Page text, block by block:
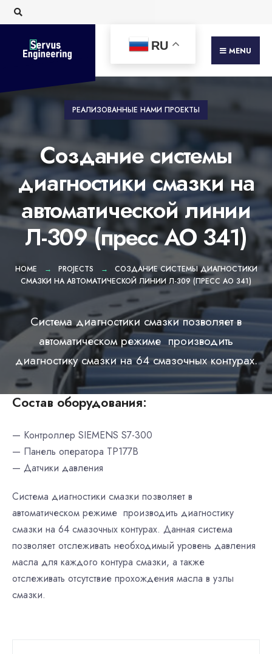
Skip
to
content
MENU
RU
РЕАЛИЗОВАННЫЕ НАМИ ПРОЕКТЫ
Создание системы
диагностики смазки на
автоматической линии
Л-309 (пресс АО 341)
HOME PROJECTS
СОЗДАНИЕ СИСТЕМЫ ДИАГНОСТИКИ
СМАЗКИ НА АВТОМАТИЧЕСКОЙ ЛИНИИ Л-309 (ПРЕСС АО 341)
Система диагностики смазки позволяет в
автоматическом режиме производить
диагностику смазки на 64 смазочных контурах.
Состав оборудования:
— Контроллер SIEMENS S7-300
— Панель оператора ТР177В
— Датчики давления
Система диагностики смазки позволяет в
автоматическом режиме производить диагностику
смазки на 64 смазочных контурах. Данная система
позволяет отслеживать необходимый уровень давления
масла для каждого контура смазки, а также
отслеживать отсутствие прохождения масла в узлы
смазки.